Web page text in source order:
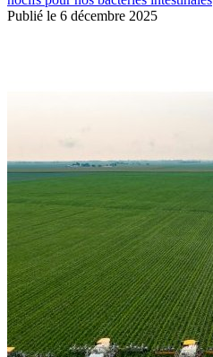
Publié le 6 décembre 2025